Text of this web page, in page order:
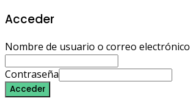
Acceder
Nombre de usuario o correo electrónico
Contraseña
Acceder